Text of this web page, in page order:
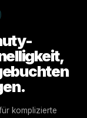
& Pilates